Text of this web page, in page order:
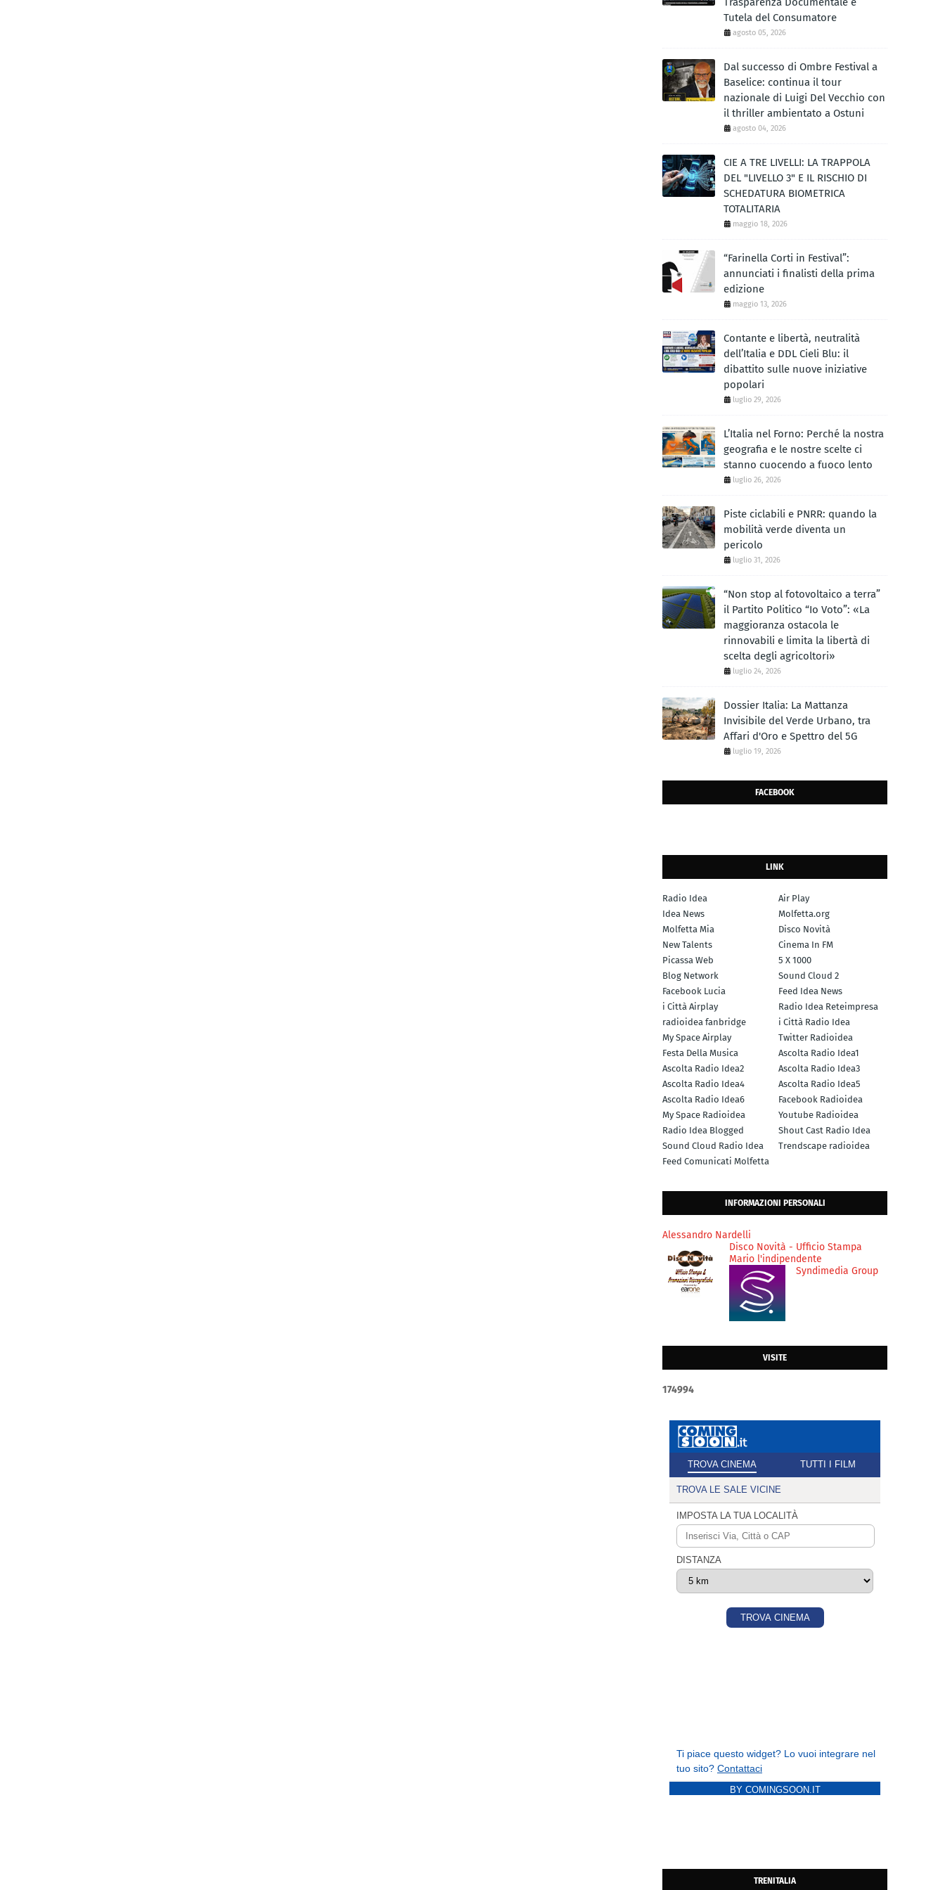
Tutela del Consumatore
agosto 05, 2026
Dal successo di Ombre Festival a
Baselice: continua il tour
nazionale di Luigi Del Vecchio con
il thriller ambientato a Ostuni
agosto 04, 2026
CIE A TRE LIVELLI: LA TRAPPOLA
DEL "LIVELLO 3" E IL RISCHIO DI
SCHEDATURA BIOMETRICA
TOTALITARIA
maggio 18, 2026
“Farinella Corti in Festival”:
annunciati i finalisti della prima
edizione
maggio 13, 2026
Contante e libertà, neutralità
dell’Italia e DDL Cieli Blu: il
dibattito sulle nuove iniziative
popolari
luglio 29, 2026
L’Italia nel Forno: Perché la nostra
geografia e le nostre scelte ci
stanno cuocendo a fuoco lento
luglio 26, 2026
Piste ciclabili e PNRR: quando la
mobilità verde diventa un
pericolo
luglio 31, 2026
“Non stop al fotovoltaico a terra”
il Partito Politico “Io Voto”: «La
maggioranza ostacola le
rinnovabili e limita la libertà di
scelta degli agricoltori»
luglio 24, 2026
Dossier Italia: La Mattanza
Invisibile del Verde Urbano, tra
Affari d'Oro e Spettro del 5G
luglio 19, 2026
FACEBOOK
LINK
Radio Idea
Air Play
Idea News
Molfetta.org
Molfetta Mia
Disco Novità
New Talents
Cinema In FM
Picassa Web
5 X 1000
Blog Network
Sound Cloud 2
Facebook Lucia
Feed Idea News
i Città Airplay
Radio Idea Reteimpresa
radioidea fanbridge
i Città Radio Idea
My Space Airplay
Twitter Radioidea
Festa Della Musica
Ascolta Radio Idea1
Ascolta Radio Idea2
Ascolta Radio Idea3
Ascolta Radio Idea4
Ascolta Radio Idea5
Ascolta Radio Idea6
Facebook Radioidea
My Space Radioidea
Youtube Radioidea
Radio Idea Blogged
Shout Cast Radio Idea
Sound Cloud Radio Idea
Trendscape radioidea
Feed Comunicati Molfetta
INFORMAZIONI PERSONALI
Alessandro Nardelli
Disco Novità - Ufficio Stampa
Mario l'indipendente
Syndimedia Group
VISITE
174994
BY COMINGSOON.IT
TRENITALIA